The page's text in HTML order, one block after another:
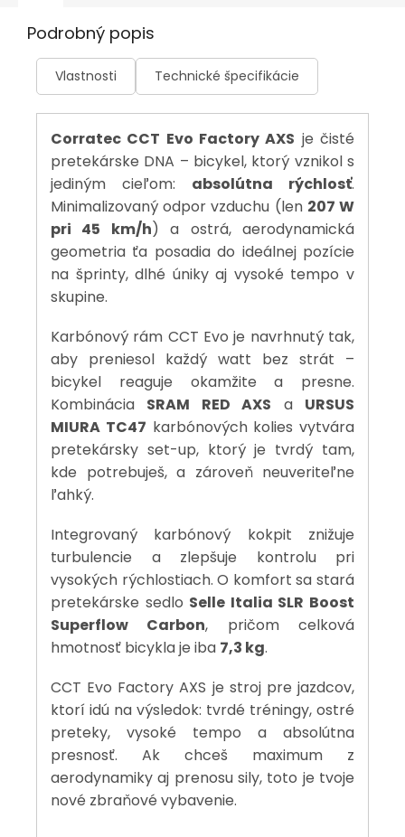
Podrobný popis
Vlastnosti Technické špecifikácie
Corratec CCT Evo Factory AXS je čisté
pretekárske DNA – bicykel, ktorý vznikol s
jediným cieľom: absolútna rýchlosť.
Minimalizovaný odpor vzduchu (len 207 W
pri 45 km/h) a ostrá, aerodynamická
geometria ťa posadia do ideálnej pozície
na šprinty, dlhé úniky aj vysoké tempo v
skupine.
Karbónový rám CCT Evo je navrhnutý tak,
aby preniesol každý watt bez strát –
bicykel reaguje okamžite a presne.
Kombinácia SRAM RED AXS a URSUS
MIURA TC47 karbónových kolies vytvára
pretekársky set-up, ktorý je tvrdý tam,
kde potrebuješ, a zároveň neuveriteľne
ľahký.
Integrovaný karbónový kokpit znižuje
turbulencie a zlepšuje kontrolu pri
vysokých rýchlostiach. O komfort sa stará
pretekárske sedlo Selle Italia SLR Boost
Superflow Carbon, pričom celková
hmotnosť bicykla je iba 7,3 kg.
CCT Evo Factory AXS je stroj pre jazdcov,
ktorí idú na výsledok: tvrdé tréningy, ostré
preteky, vysoké tempo a absolútna
presnosť. Ak chceš maximum z
aerodynamiky aj prenosu sily, toto je tvoje
nové zbraňové vybavenie.